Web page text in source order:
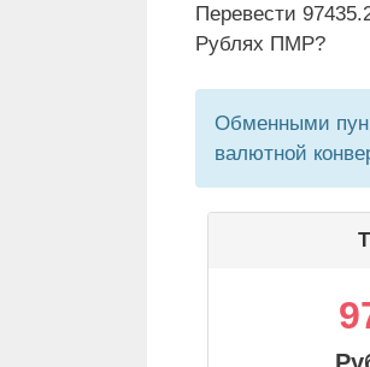
Перевести
Рублях ПМР?
Обменными
валютной